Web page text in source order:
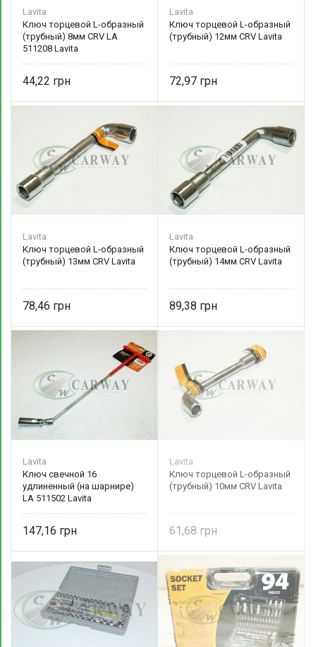
Lavita
Ключ торцевой L-образный
(трубный) 8мм CRV LA
511208 Lavita
44,22
Lavita
Ключ торцевой L-образный
(трубный) 12мм CRV Lavita
72,97
Lavita
Ключ торцевой L-образный
(трубный) 13мм CRV Lavita
78,46
Lavita
Ключ торцевой L-образный
(трубный) 14мм CRV Lavita
89,38
Lavita
Ключ свечной 16
удлиненный (на шарнире)
LA 511502 Lavita
147,16
Lavita
Ключ торцевой L-образный
(трубный) 10мм CRV Lavita
61,68